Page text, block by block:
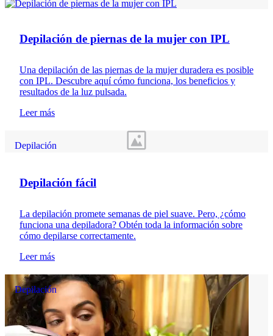
Depilación de piernas de la mujer con IPL
Una depilación de las piernas de la mujer duradera es posible
con IPL. Descubre aquí cómo funciona, los beneficios y
resultados de la luz pulsada.
Leer más
Depilación
Depilación fácil
La depilación promete semanas de piel suave. Pero, ¿cómo
funciona una depiladora? Obtén toda la información sobre
cómo depilarse correctamente.
Leer más
Depilación